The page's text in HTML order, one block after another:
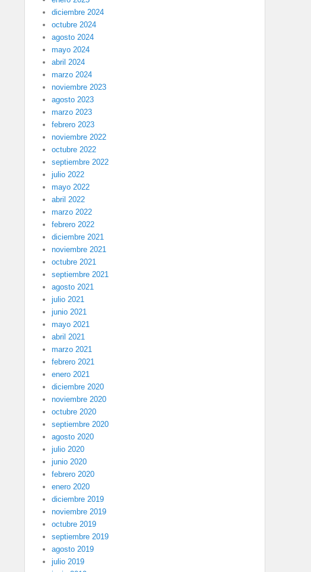
diciembre 2024
octubre 2024
agosto 2024
mayo 2024
abril 2024
marzo 2024
noviembre 2023
agosto 2023
marzo 2023
febrero 2023
noviembre 2022
octubre 2022
septiembre 2022
julio 2022
mayo 2022
abril 2022
marzo 2022
febrero 2022
diciembre 2021
noviembre 2021
octubre 2021
septiembre 2021
agosto 2021
julio 2021
junio 2021
mayo 2021
abril 2021
marzo 2021
febrero 2021
enero 2021
diciembre 2020
noviembre 2020
octubre 2020
septiembre 2020
agosto 2020
julio 2020
junio 2020
febrero 2020
enero 2020
diciembre 2019
noviembre 2019
octubre 2019
septiembre 2019
agosto 2019
julio 2019